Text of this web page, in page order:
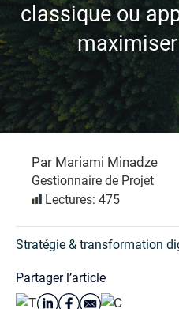
classique ou
Par Mariami Minadze
Gestionnaire de Projet
Lectures: 475
Stratégie & transformation
Partager l’article